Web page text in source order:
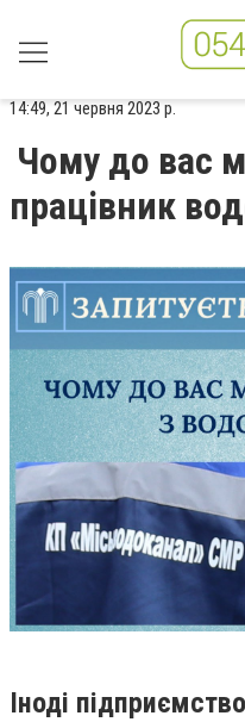
14:49, 21 червня 2023 р.
Чому до вас
працівник
Іноді